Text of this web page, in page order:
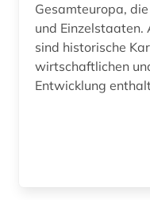
entwicklung (1)
Polen (2)
Portugal (1)
Gesamteuropa,
und Einzelstaaten.
sind historische
wirtschaftlichen
Entwicklung